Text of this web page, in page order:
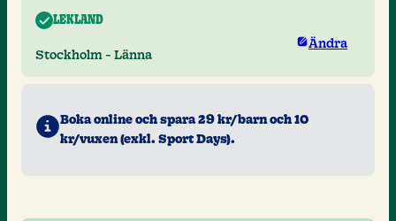
LEKLAND
Stockholm - Länna
Ändra
Boka online och spara 29 kr/barn och 10
kr/vuxen (exkl. Sport Days).